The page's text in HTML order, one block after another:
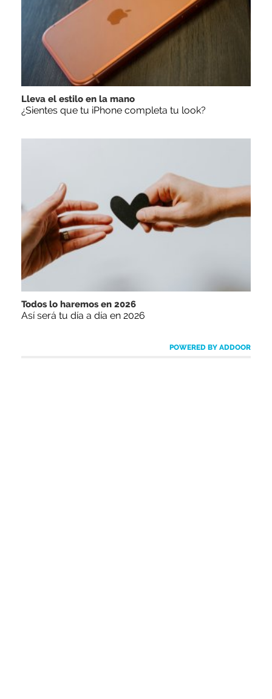
Lleva el estilo en la mano
¿Sientes que tu iPhone completa tu look?
Todos lo haremos en 2026
Así será tu día a día en 2026
POWERED BY ADDOOR